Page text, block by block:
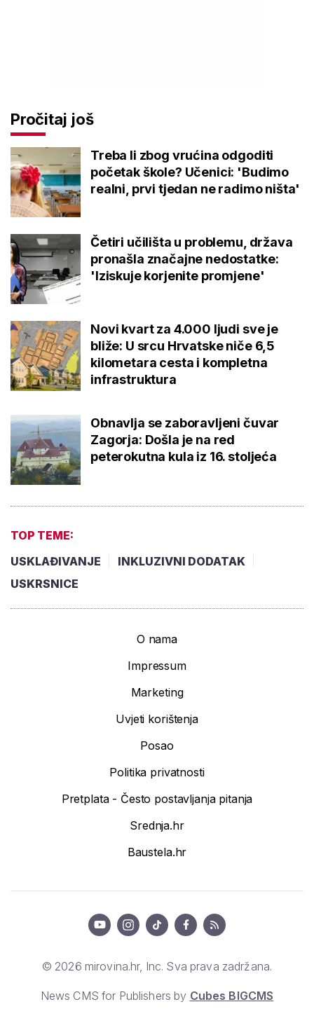
Pročitaj još
Treba li zbog vrućina odgoditi
početak škole? Učenici: 'Budimo
realni, prvi tjedan ne radimo ništa'
Četiri učilišta u problemu, država
pronašla značajne nedostatke:
'Iziskuje korjenite promjene'
Novi kvart za 4.000 ljudi sve je
bliže: U srcu Hrvatske niče 6,5
kilometara cesta i kompletna
infrastruktura
Obnavlja se zaboravljeni čuvar
Zagorja: Došla je na red
peterokutna kula iz 16. stoljeća
TOP TEME:
USKLAĐIVANJE
INKLUZIVNI DODATAK
USKRSNICE
O nama
Impressum
Marketing
Uvjeti korištenja
Posao
Politika privatnosti
Pretplata - Često postavljanja pitanja
Srednja.hr
Baustela.hr
© 2026 mirovina.hr, Inc. Sva prava zadržana.
News CMS for Publishers by Cubes BIGCMS